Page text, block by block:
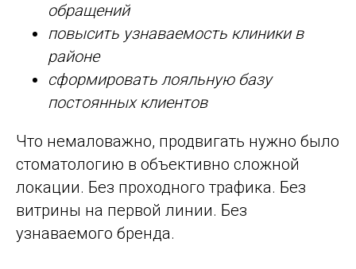
обращений
повысить узнаваемость клиники в
районе
сформировать лояльную базу
постоянных клиентов
Что немаловажно, продвигать нужно было
стоматологию в объективно сложной
локации. Без проходного трафика. Без
витрины на первой линии. Без
узнаваемого бренда.